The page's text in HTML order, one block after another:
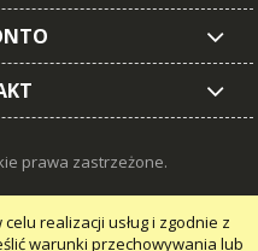
realizacji usług i zgodnie z
warunki przechowywania lub
prawa zastrzeżone.